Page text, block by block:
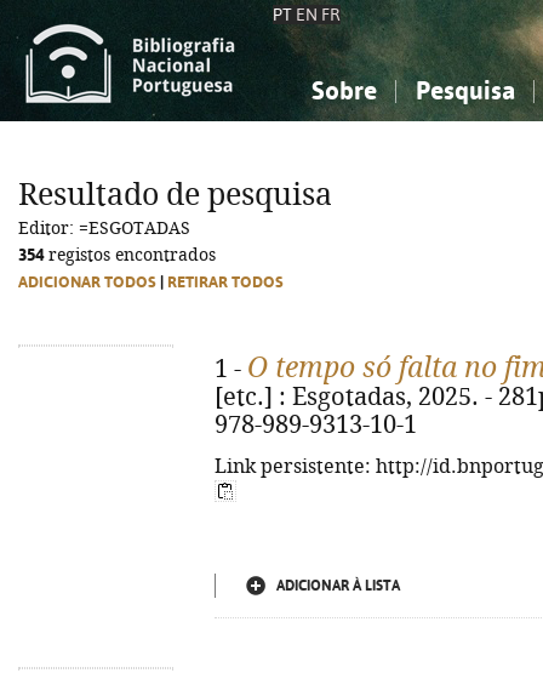
PT EN FR
Sobre Pesquisa
Ciências sociais...
Ciências sociais...
Resultado de pesquisa
Editor: =ESGOTADAS
354registos encontrados
ADICIONAR TODOS RETIRAR TODOS
1 - O tempo só falta no
[etc.] : Esgotadas, 2025. -
978-989-9313-10-1
Link persistente: http://
ADICIONAR À LISTA